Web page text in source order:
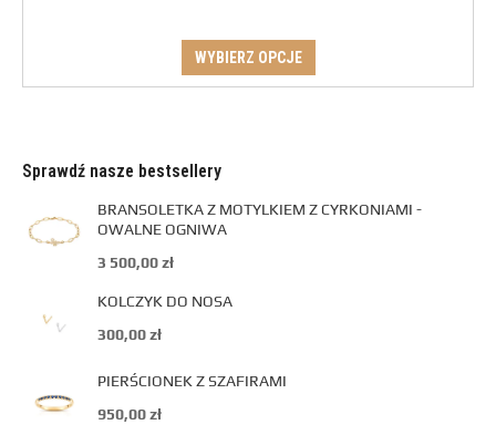
WYBIERZ OPCJE
Sprawdź nasze bestsellery
BRANSOLETKA Z MOTYLKIEM Z CYRKONIAMI -
OWALNE OGNIWA
3 500,00zł
KOLCZYK DO NOSA
300,00zł
PIERŚCIONEK Z SZAFIRAMI
950,00zł